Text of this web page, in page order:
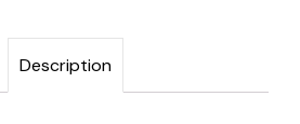
Description